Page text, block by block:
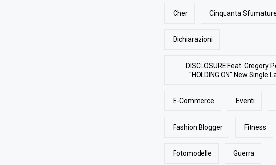
Cher Cinquanta
Dichiarazioni
DISCLOSURE Feat. Gregory
"HOLDING ON" New Single
E-Commerce Eventi
Fashion Blogger Fitness
Fotomodelle Guerra